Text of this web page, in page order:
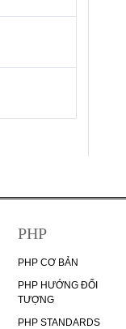
PHP
PHP CƠ BẢN
PHP HƯỚNG ĐỐI
TƯỢNG
PHP STANDARDS